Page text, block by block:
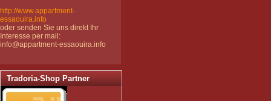
http://www.appartment-
essaouira.info
oder senden Sie uns direkt Ihr
Interesse per mail:
info@appartment-essaouira.info
Tradoria-Shop Partner